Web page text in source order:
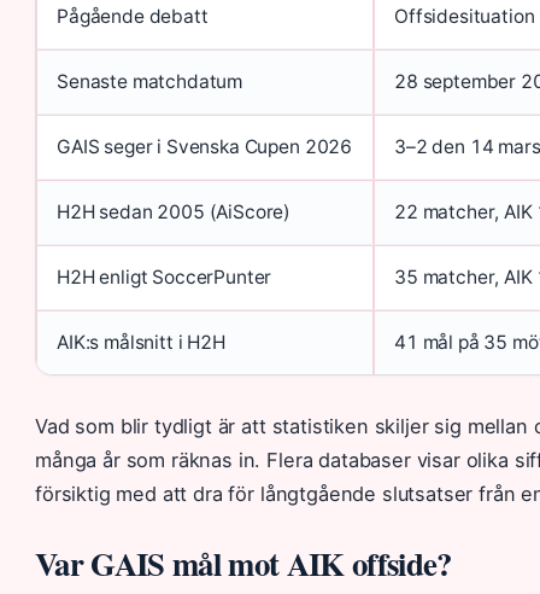
Pågående debatt Offsidesituation
Senaste matchdatum 28 september
GAIS seger i Svenska Cupen 2026 3–2 den 14
H2H sedan 2005 (AiScore) 22 matcher,
H2H enligt SoccerPunter 35 matcher,
AIK:s målsnitt i H2H 41 mål på 35
Vad som blir tydligt är att statistiken skiljer sig mellan
många år som räknas in. Flera databaser visar olika
försiktig med att dra för långtgående slutsatser från
Var GAIS mål mot AIK offside?